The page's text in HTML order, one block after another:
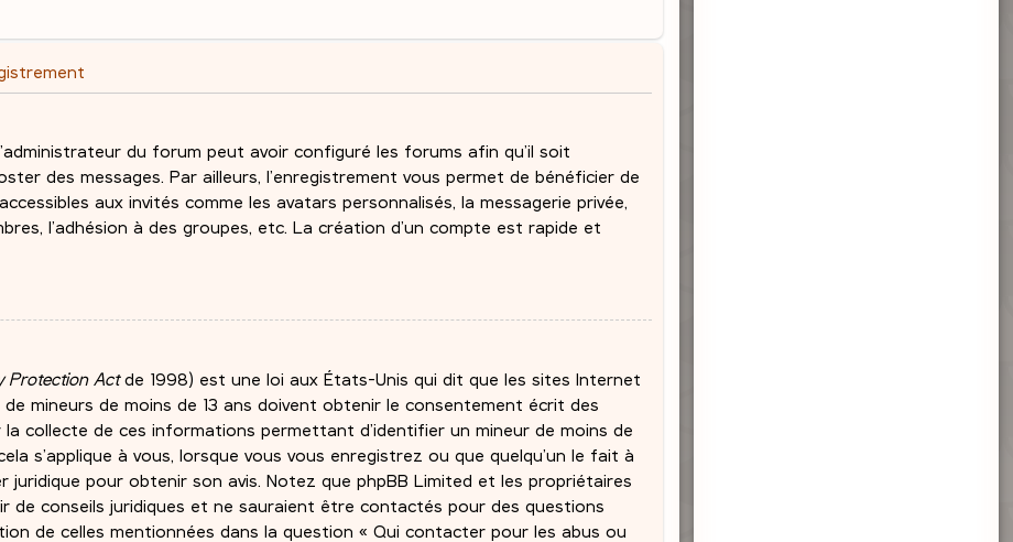
du forum peut avoir configuré les forums afin qu’il soit
des messages. Par ailleurs, l’enregistrement vous permet de bénéficier de
aux invités comme les avatars personnalisés, la messagerie privée,
l’adhésion à des groupes, etc. La création d’un compte est rapide et
Protection Actde 1998) est une loi aux États-Unis qui dit que les sites Internet
mineurs de moins de 13 ans doivent obtenir le consentement écrit des
collecte de ces informations permettant d’identifier un mineur de moins de
s’applique à vous, lorsque vous vous enregistrez ou que quelqu’un le fait à
juridique pour obtenir son avis. Notez que phpBB Limited et les propriétaires
de conseils juridiques et ne sauraient être contactés pour des questions
de celles mentionnées dans la question « Qui contacter pour les abus ou